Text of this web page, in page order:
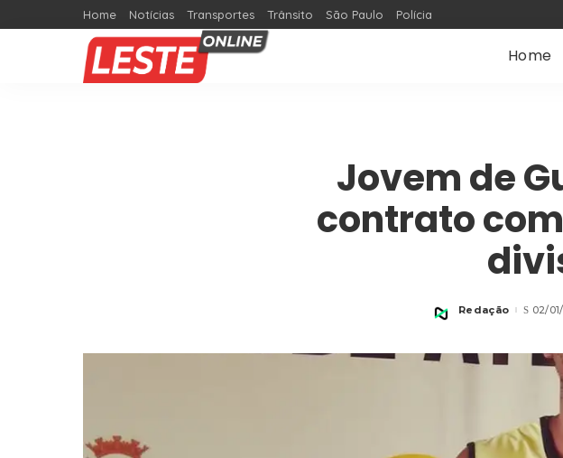
Home Notícias Transportes Trânsito São Paulo Polícia
Home
Jovem de
contrato
Posted
Redação 02/